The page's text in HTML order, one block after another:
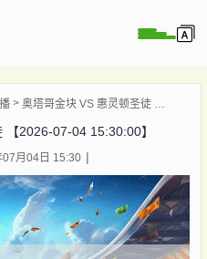
奥塔哥金块 VS 惠灵顿圣徒 【2026-07-04 15:30:00】
2026-07-04 15:30:00】
07月04日 15:30